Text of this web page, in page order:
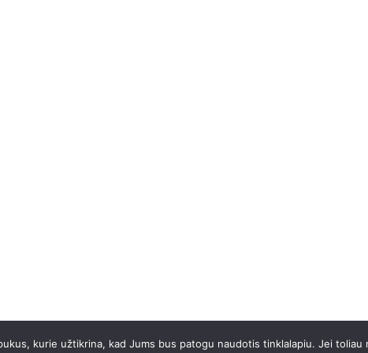
kurie užtikrina, kad Jums bus patogu naudotis tinklalapiu. Jei